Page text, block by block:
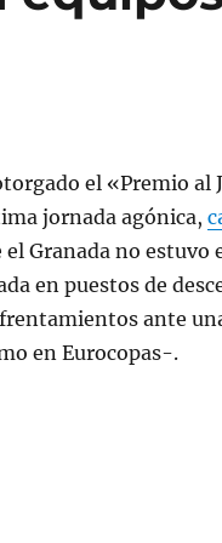
el «Premio al
jornada agónica,
Granada no estuvo
en puestos de
ante
en Eurocopas-.